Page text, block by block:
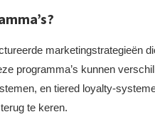
marketingstrategieën
programma’s kunnen
en tiered loyalty-
te keren.